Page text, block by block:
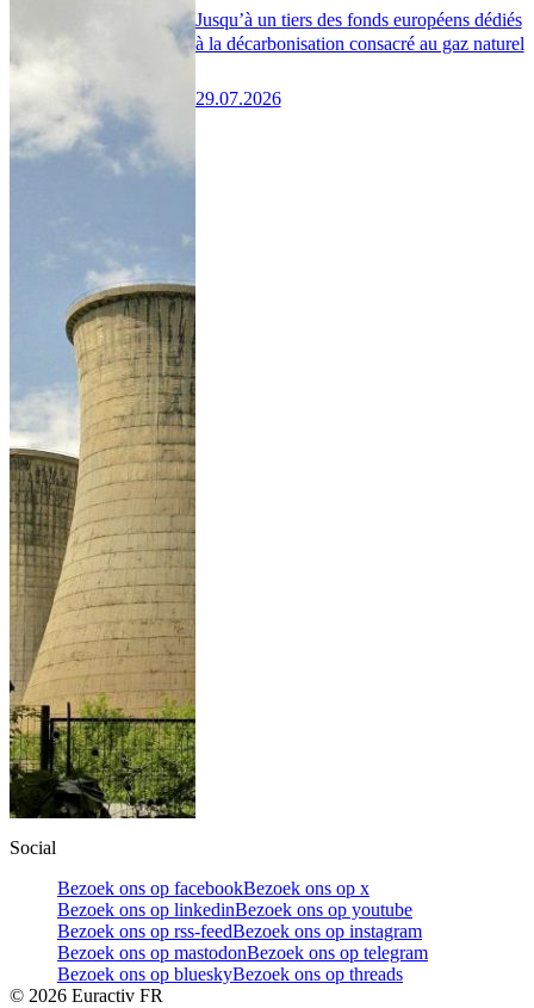
Jusqu’à un tiers des fonds européens dédiés
à la décarbonisation consacré au gaz naturel
29.07.2026
Social
Bezoek ons op facebookBezoek ons op x
Bezoek ons op linkedinBezoek ons op youtube
Bezoek ons op rss-feedBezoek ons op instagram
Bezoek ons op mastodonBezoek ons op telegram
Bezoek ons op blueskyBezoek ons op threads
© 2026 Euractiv FR